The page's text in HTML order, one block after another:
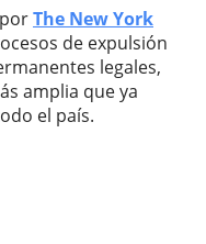
The New York
de expulsión
legales,
amplia que ya
el país.